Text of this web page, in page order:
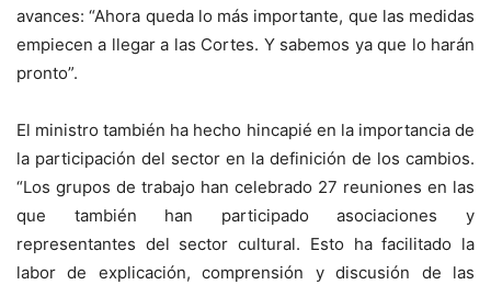
avances: “Ahora queda lo más importante, que las medidas
empiecen a llegar a las Cortes. Y sabemos ya que lo harán
pronto”.
El ministro también ha hecho hincapié en la importancia de
la participación del sector en la definición de los cambios.
“Los grupos de trabajo han celebrado 27 reuniones en las
que también han participado asociaciones y
representantes del sector cultural. Esto ha facilitado la
labor de explicación, comprensión y discusión de las